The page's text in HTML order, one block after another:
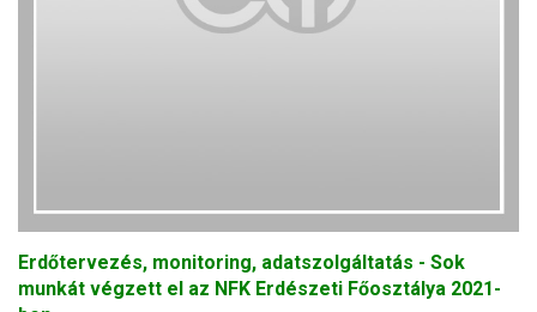
Erdőtervezés, monitoring, adatszolgáltatás - Sok
munkát végzett el az NFK Erdészeti Főosztálya 2021-